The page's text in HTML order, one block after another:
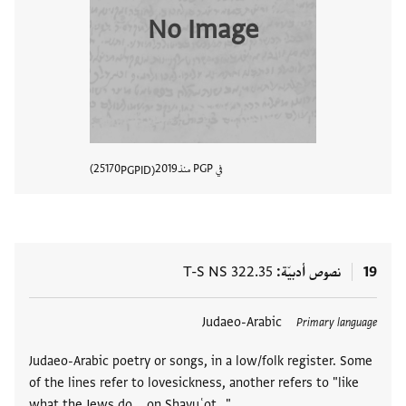
No Image
في PGP منذ 2019
PGPID
25170
19 نصوص أدبيّة T-S NS 322.35
Primary language
Judaeo-Arabic
Judaeo-Arabic poetry or songs, in a low/folk register. Some
of the lines refer to lovesickness, another refers to "like
العلامات